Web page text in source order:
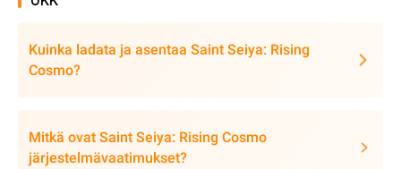
Kuinka ladata ja asentaa Saint Seiya: Rising
Cosmo?
Mitkä ovat Saint Seiya: Rising Cosmo
järjestelmävaatimukset?